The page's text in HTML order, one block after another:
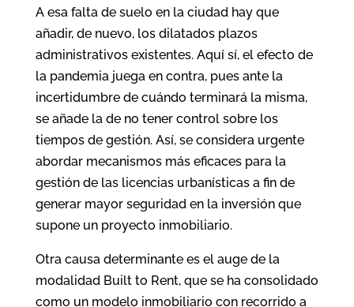
A esa falta de suelo en la ciudad hay que
añadir, de nuevo, los dilatados plazos
administrativos existentes. Aquí sí, el efecto de
la pandemia juega en contra, pues ante la
incertidumbre de cuándo terminará la misma,
se añade la de no tener control sobre los
tiempos de gestión. Así, se considera urgente
abordar mecanismos más eficaces para la
gestión de las licencias urbanísticas a fin de
generar mayor seguridad en la inversión que
supone un proyecto inmobiliario.
Otra causa determinante es el auge de la
modalidad Built to Rent, que se ha consolidado
como un modelo inmobiliario con recorrido a